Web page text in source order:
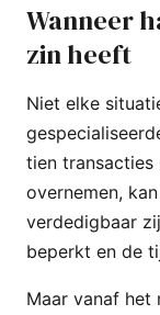
Wanneer
zin heeft
Niet elke
tien transacties
overnemen,
verdedigbaar
beperkt en de
Maar vanaf het